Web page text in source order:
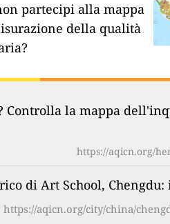
partecipi alla mappa
della qualità
Controlla la mappa
https://aqicn.org/
di Art School,
https://aqicn.org/city/china/